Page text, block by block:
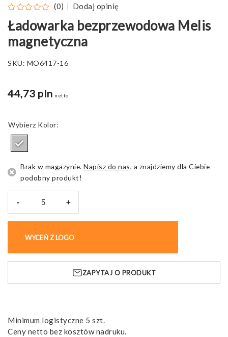
(0) Dodaj opinię
Ładowarka bezprzewodowa Melis
magnetyczna
SKU: MO6417-16
44,73 pln netto
Kolor
Brak w magazynie. Napisz do nas, a znajdziemy dla Ciebie
podobny produkt!
-
Melis
magnetyczna
+
WYCEŃ Z LOGO
ZAPYTAJ O PRODUKT
Minimum logistyczne 5 szt.
Ceny netto bez kosztów nadruku.